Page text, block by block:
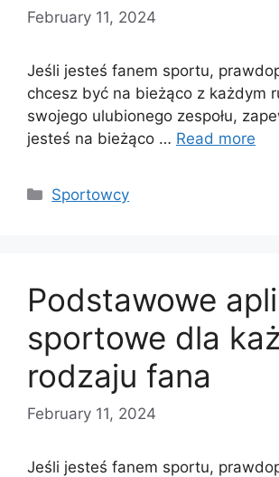
February 11, 2024
Jeśli jesteś fanem sportu,
chcesz być na bieżąco z każdym
swojego ulubionego zespołu,
jesteś na bieżąco … Read more
Categories
Sportowcy
Podstawowe
sportowe dla
rodzaju fana
February 11, 2024
Jeśli jesteś fanem sportu,